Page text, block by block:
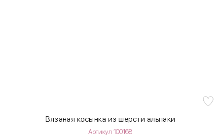
Вязаная косынка из шерсти альпаки
Артикул 100168